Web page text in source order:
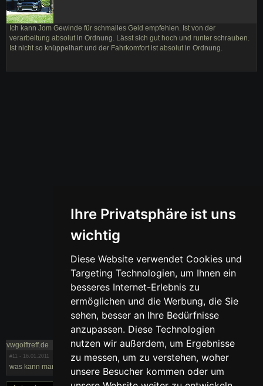
Ihre Privatsphäre ist uns
wichtig
Diese Website verwendet Cookies und
Targeting Technologien, um Ihnen ein
besseres Internet-Erlebnis zu
ermöglichen und die Werbung, die Sie
sehen, besser an Ihre Bedürfnisse
anzupassen. Diese Technologien
nutzen wir außerdem, um Ergebnisse
zu messen, um zu verstehen, woher
unsere Besucher kommen oder um
Ich kann Jom Gewinde für schmalles Geld empfehlen. Ist von der
verarbeitung absolut in Ordnung. Lässt sich gut hoch und runter schrauben.
Ist nicht so knüppelhart und der Fahrkomfort ist absolut in Ordnung.
vwgolftreff.de
#11 - 16.01.2011
was kann man machen bei hartem fahrwerk